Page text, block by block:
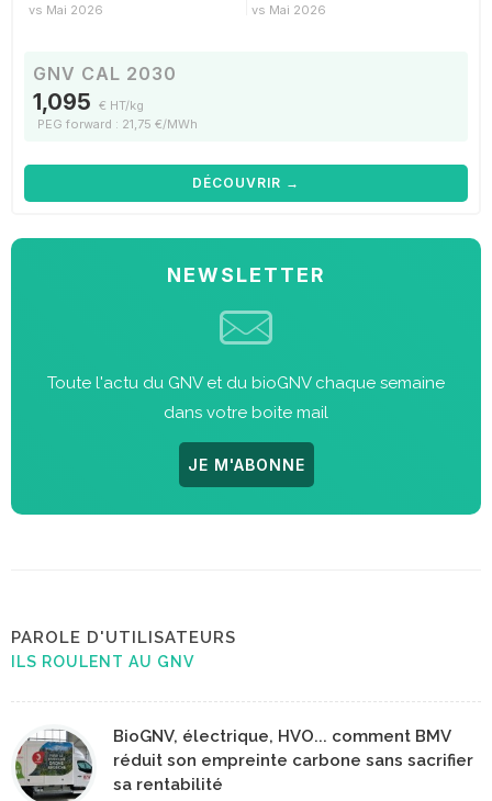
vs Mai 2026 vs Mai 2026
GNV CAL 2030
1,095 € HT/kg
PEG forward : 21,75 €/MWh
DÉCOUVRIR →
NEWSLETTER
Toute l'actu du GNV et du bioGNV chaque semaine
dans votre boite mail
JE M'ABONNE
PAROLE D'UTILISATEURS
ILS ROULENT AU GNV
BioGNV, électrique, HVO... comment BMV
réduit son empreinte carbone sans sacrifier
sa rentabilité